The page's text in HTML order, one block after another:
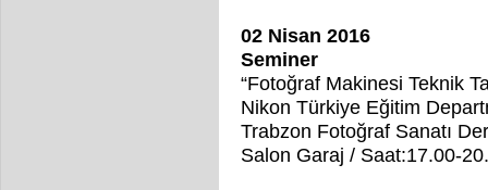
02 Nisan 2016
Seminer
“Fotoğraf Makinesi Teknik
Nikon Türkiye Eğitim
Trabzon Fotoğraf Sanatı
Salon Garaj / Saat:17.00-